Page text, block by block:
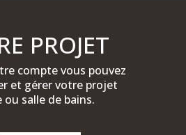
PROJET
compte vous pouvez
et gérer votre projet
ou salle de bains.